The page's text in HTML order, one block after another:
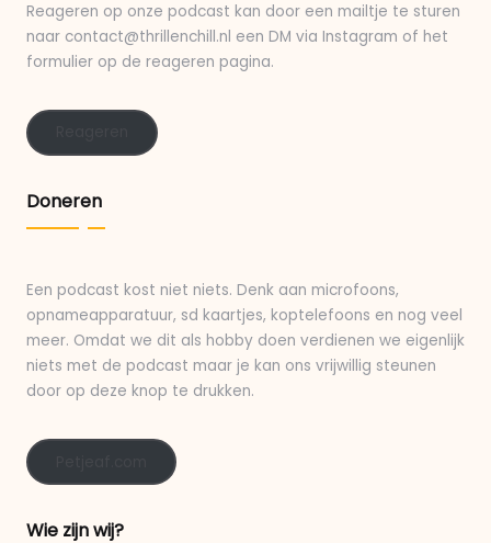
Reageren op onze podcast kan door een mailtje te sturen
naar contact@thrillenchill.nl een DM via Instagram of het
formulier op de reageren pagina.
Doneren
Een podcast kost niet niets. Denk aan microfoons,
opnameapparatuur, sd kaartjes, koptelefoons en nog veel
meer. Omdat we dit als hobby doen verdienen we eigenlijk
niets met de podcast maar je kan ons vrijwillig steunen
door op deze knop te drukken.
Wie zijn wij?